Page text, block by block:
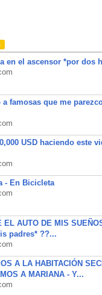
en el ascensor *por dos
a famosas que me
USD haciendo este
- En Bicicleta
EL AUTO DE MIS
padres* ??...
A LA HABITACIÓN
A MARIANA - Y...